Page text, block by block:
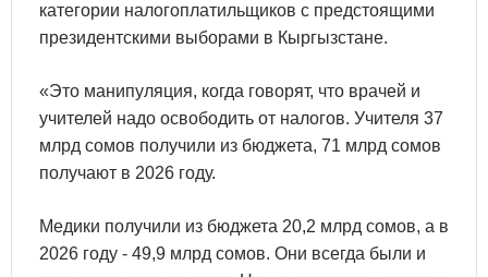
категории налогоплатильщиков с предстоящими
президентскими выборами в Кыргызстане.
«Это манипуляция, когда говорят, что врачей и
учителей надо освободить от налогов. Учителя 37
млрд сомов получили из бюджета, 71 млрд сомов
получают в 2026 году.
Медики получили из бюджета 20,2 млрд сомов, а в
2026 году - 49,9 млрд сомов. Они всегда были и